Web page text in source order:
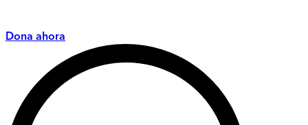
Dona ahora